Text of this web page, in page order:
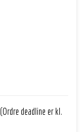
deadline er kl.